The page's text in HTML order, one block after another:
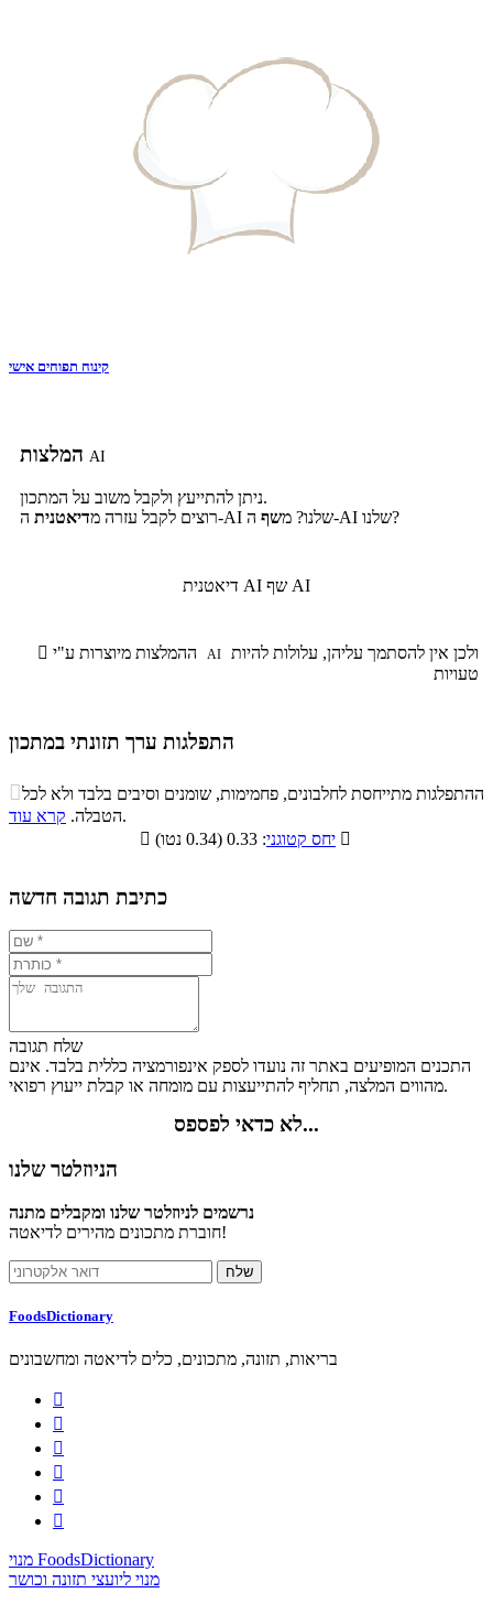
קינוח תפוחים אישי
AI
ניתן להתייעץ ולקבל משוב על המתכון.
רוצים לקבל עזרה מדיאטנית ה-AI שלנו? משף ה-AI שלנו?
דיאטנית AI שף AI
 AI
טעויות
התפלגות ערך תזונתי במתכון
התפלגות ערך תזונתי במתכון
סיבים
תזונתיים
שומנים חלבונים
10.1% 63.5%
ההתפלגות מתייחסת לחלבונים, פחמימות, שומנים וסיבים בלבד ולא לכל
הטבלה. קרא עוד
.

יחס קטוגני 
כתיבת תגובה חדשה
שלח תגובה
התכנים המופיעים באתר זה נועדו לספק אינפורמציה כללית בלבד. אינם
מהווים המלצה, תחליף להתייעצות עם מומחה או קבלת ייעוץ רפואי.
לא כדאי לפספס...
הניוזלטר שלנו
נרשמים לניוזלטר שלנו ומקבלים מתנה
חוברת מתכונים מהירים לדיאטה!
FoodsDictionary
בריאות, תזונה, מתכונים, כלים לדיאטה ומחשבונים






מנוי FoodsDictionary
מנוי ליועצי תזונה וכושר